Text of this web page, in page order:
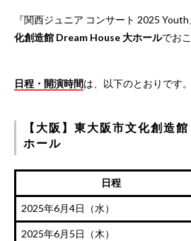
『関西ジュニア コンサート 2025 Youth
化創造館 Dream House 大ホールでお
日程・開演時間は、以下のとおりです。
【大阪】東大阪市文化創造
ホール
日程
2025年6月4日（水）
2025年6月5日（木）